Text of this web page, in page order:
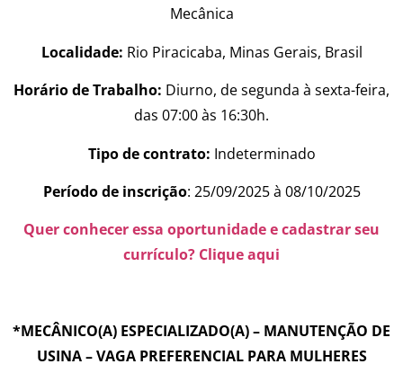
Mecânica
Localidade: Rio Piracicaba, Minas Gerais, Brasil
Horário de Trabalho: Diurno, de segunda à sexta-feira,
das 07:00 às 16:30h.
Tipo de contrato: Indeterminado
Período de inscrição: 25/09/2025 à 08/10/2025
Quer conhecer essa oportunidade e cadastrar seu
currículo? Clique aqui
*MECÂNICO(A) ESPECIALIZADO(A) – MANUTENÇÃO DE
USINA – VAGA PREFERENCIAL PARA MULHERES